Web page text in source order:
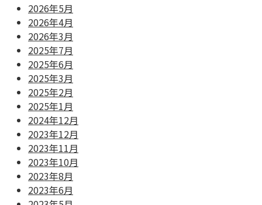
2026年5月
2026年4月
2026年3月
2025年7月
2025年6月
2025年3月
2025年2月
2025年1月
2024年12月
2023年12月
2023年11月
2023年10月
2023年8月
2023年6月